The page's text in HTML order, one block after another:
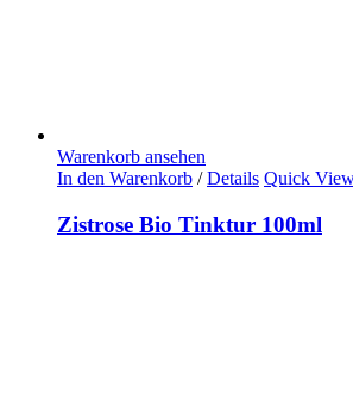
Warenkorb ansehen
In den Warenkorb / Details Quick
Zistrose Bio Tinktur 100ml